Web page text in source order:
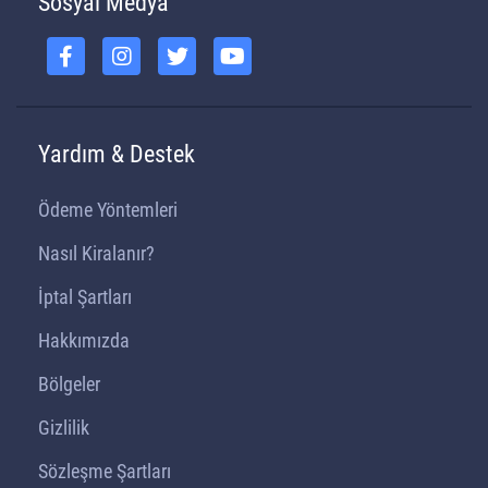
Yardım & Destek
Ödeme Yöntemleri
Nasıl Kiralanır?
İptal Şartları
Hakkımızda
Bölgeler
Gizlilik
Sözleşme Şartları